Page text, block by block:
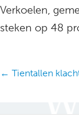
Verkoelen,
steken op 48
Posts
← Tientallen